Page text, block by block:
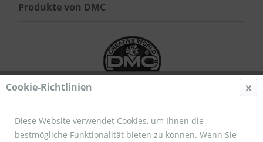
Produkte von DMC
DMC Creative World
Filtern
Cookie-Richtlinien
Diese Website verwendet Cookies, um Ihnen die
bestmögliche Funktionalität bieten zu können. Wenn Sie